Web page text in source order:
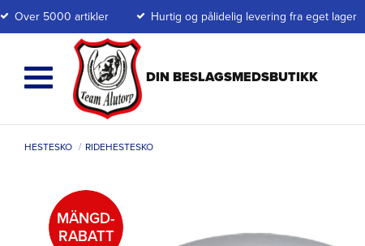
Over 5000 artikler Hurtig og pålidelig levering fra eget lager
HESTESKO RIDEHESTESKO
MÄNGD-
RABATT